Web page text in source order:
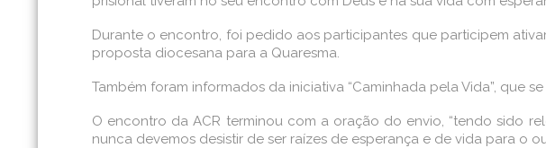
Durante o encontro, foi pedido aos participantes que participem
proposta diocesana para a Quaresma.
Também foram informados da iniciativa “Caminhada pela Vida”, que
O encontro da ACR terminou com a oração do envio, “tendo sido
nunca devemos desistir de ser raízes de esperança e de vida para o